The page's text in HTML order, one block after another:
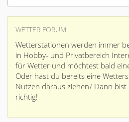
WETTER FORUM
Wetterstationen werden immer
in Hobby- und Privatbereich
für Wetter und möchtest bald
Oder hast du bereits eine
Nutzen daraus ziehen? Dann
richtig!